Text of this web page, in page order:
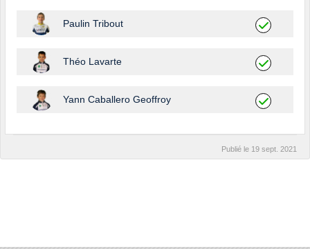
Paulin Tribout
Théo Lavarte
Yann Caballero Geoffroy
Publié le 19 sept. 2021